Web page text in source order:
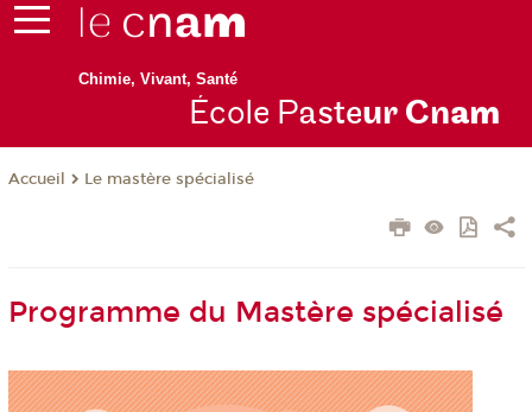
Chimie, Vivant, Santé
École Pasteur Cnam
Accueil Le mastère spécialisé
Programme du Mastère spécialisé